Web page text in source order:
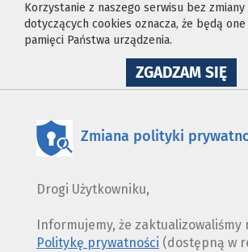
Korzystanie z naszego serwisu bez
dotyczących cookies oznacza, że będą
pamięci Państwa urządzenia.
ZGADZAM SIĘNA
Zmiana polityki
Drogi Użytkowniku,
Informujemy, że zaktualizowaliśmy
Politykę prywatności (dostępną w